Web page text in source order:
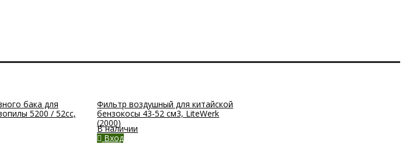
бака для
5200 / 52сс,
Фильтр воздушный для китайской
бензокосы 43-52 см3, LiteWerk
(2000)
В наличии
Вход